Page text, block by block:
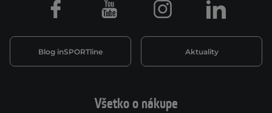
Všetko o nákupe
Blog inSPORTline Aktuality
Facebook Youtube Instagram LinkedIn